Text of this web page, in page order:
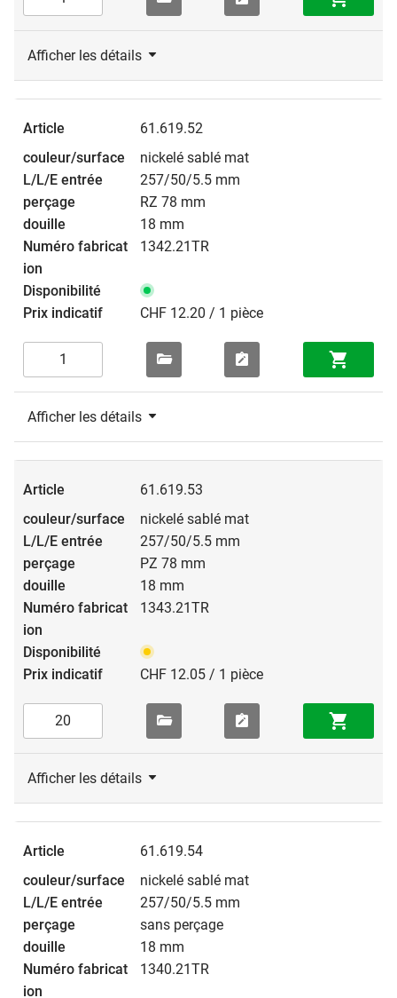
Afficher les détails
61.619.52
nickelé sablé mat
257/50/5.5 mm
RZ 78 mm
18 mm
1342.21TR
CHF 12.20 / 1 pièce
Afficher les détails
61.619.53
nickelé sablé mat
257/50/5.5 mm
PZ 78 mm
18 mm
1343.21TR
CHF 12.05 / 1 pièce
Afficher les détails
61.619.54
nickelé sablé mat
257/50/5.5 mm
sans perçage
18 mm
1340.21TR